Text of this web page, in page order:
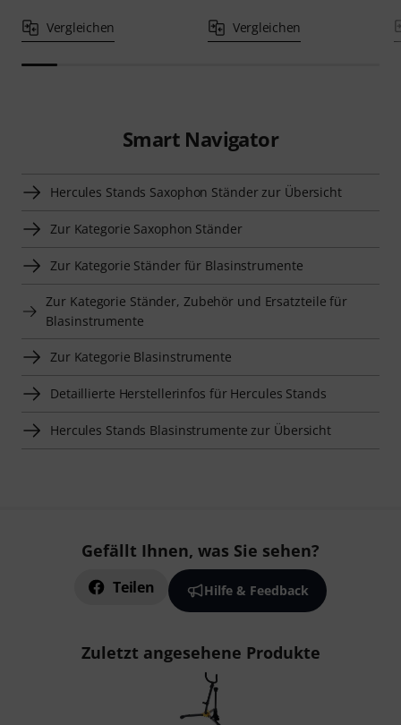
Vergleichen Vergleichen
Smart Navigator
Hercules Stands Saxophon Ständer zur Übersicht
Zur Kategorie Saxophon Ständer
Zur Kategorie Ständer für Blasinstrumente
Zur Kategorie Ständer, Zubehör und Ersatzteile für
Blasinstrumente
Zur Kategorie Blasinstrumente
Detaillierte Herstellerinfos für Hercules Stands
Hercules Stands Blasinstrumente zur Übersicht
Gefällt Ihnen, was Sie sehen?
Teilen Hilfe & Feedback
Zuletzt angesehene Produkte